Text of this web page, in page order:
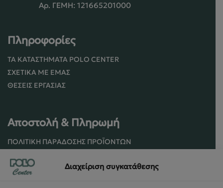
Διαχείριση συγκατάθεσης
Αρ. ΓΕΜΗ: 121665201000
Πληροφορίες
ΤΑ ΚΑΤΑΣΤΉΜΑΤΑ POLO CENTER
ΣΧΕΤΙΚΆ ΜΕ ΕΜΆΣ
ΘΈΣΕΙΣ ΕΡΓΑΣΊΑΣ
Αποστολή & Πληρωμή
ΠΟΛΙΤΙΚΉ ΠΑΡΆΔΟΣΗΣ ΠΡΟΪΌΝΤΩΝ
ΌΡΟΙ ΧΡΉΣΗΣ ΚΑΙ ΑΣΦΑΛΕΊΑΣ